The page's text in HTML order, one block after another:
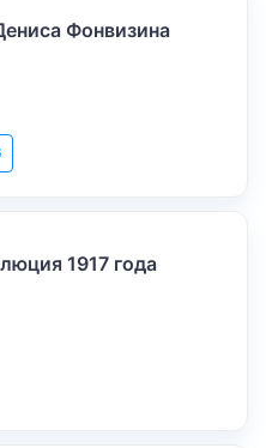
Фонвизина
1917 года